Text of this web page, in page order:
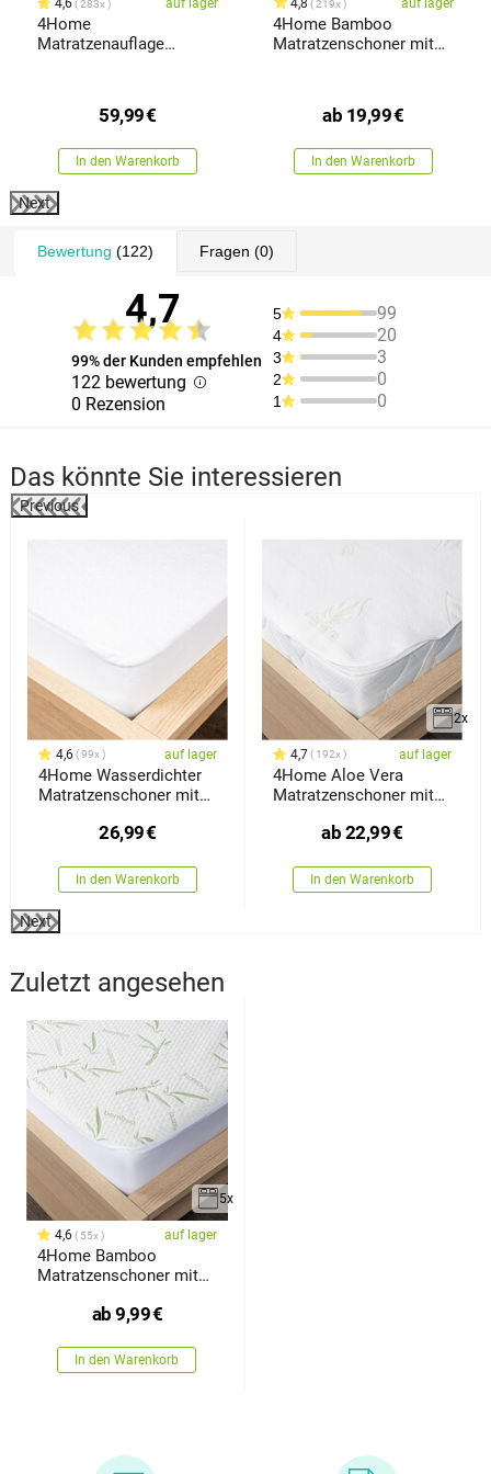
4,6 283x auf lager
4Home
Matratzenauflage
59,99€
In den Warenkorb
4,8 219x auf lager
4Home Bamboo
Matratzenschoner mit
ab 19,99€
In den Warenkorb
Next
Bewertung (122) Fragen (0)
4,7
99% der Kunden empfehlen
122 bewertung
0 Rezension
5 99
4 20
3 3
2 0
1 0
Das könnte Sie interessieren
Previous
4,6 99x auf lager
4Home Wasserdichter
Matratzenschoner mit
26,99€
In den Warenkorb
2x
4,7 192x auf lager
4Home Aloe Vera
Matratzenschoner mit
ab 22,99€
In den Warenkorb
Next
Zuletzt angesehen
5x
4,6 55x auf lager
4Home Bamboo
Matratzenschoner mit
ab 9,99€
In den Warenkorb